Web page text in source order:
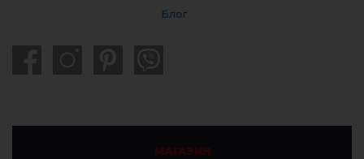
Блог
МАГАЗИН